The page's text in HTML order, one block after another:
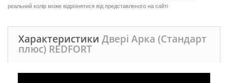
реальний колір може відрізнятися від представленого на сайті
Характеристики Двері Арка (Стандарт
плюс) REDFORT